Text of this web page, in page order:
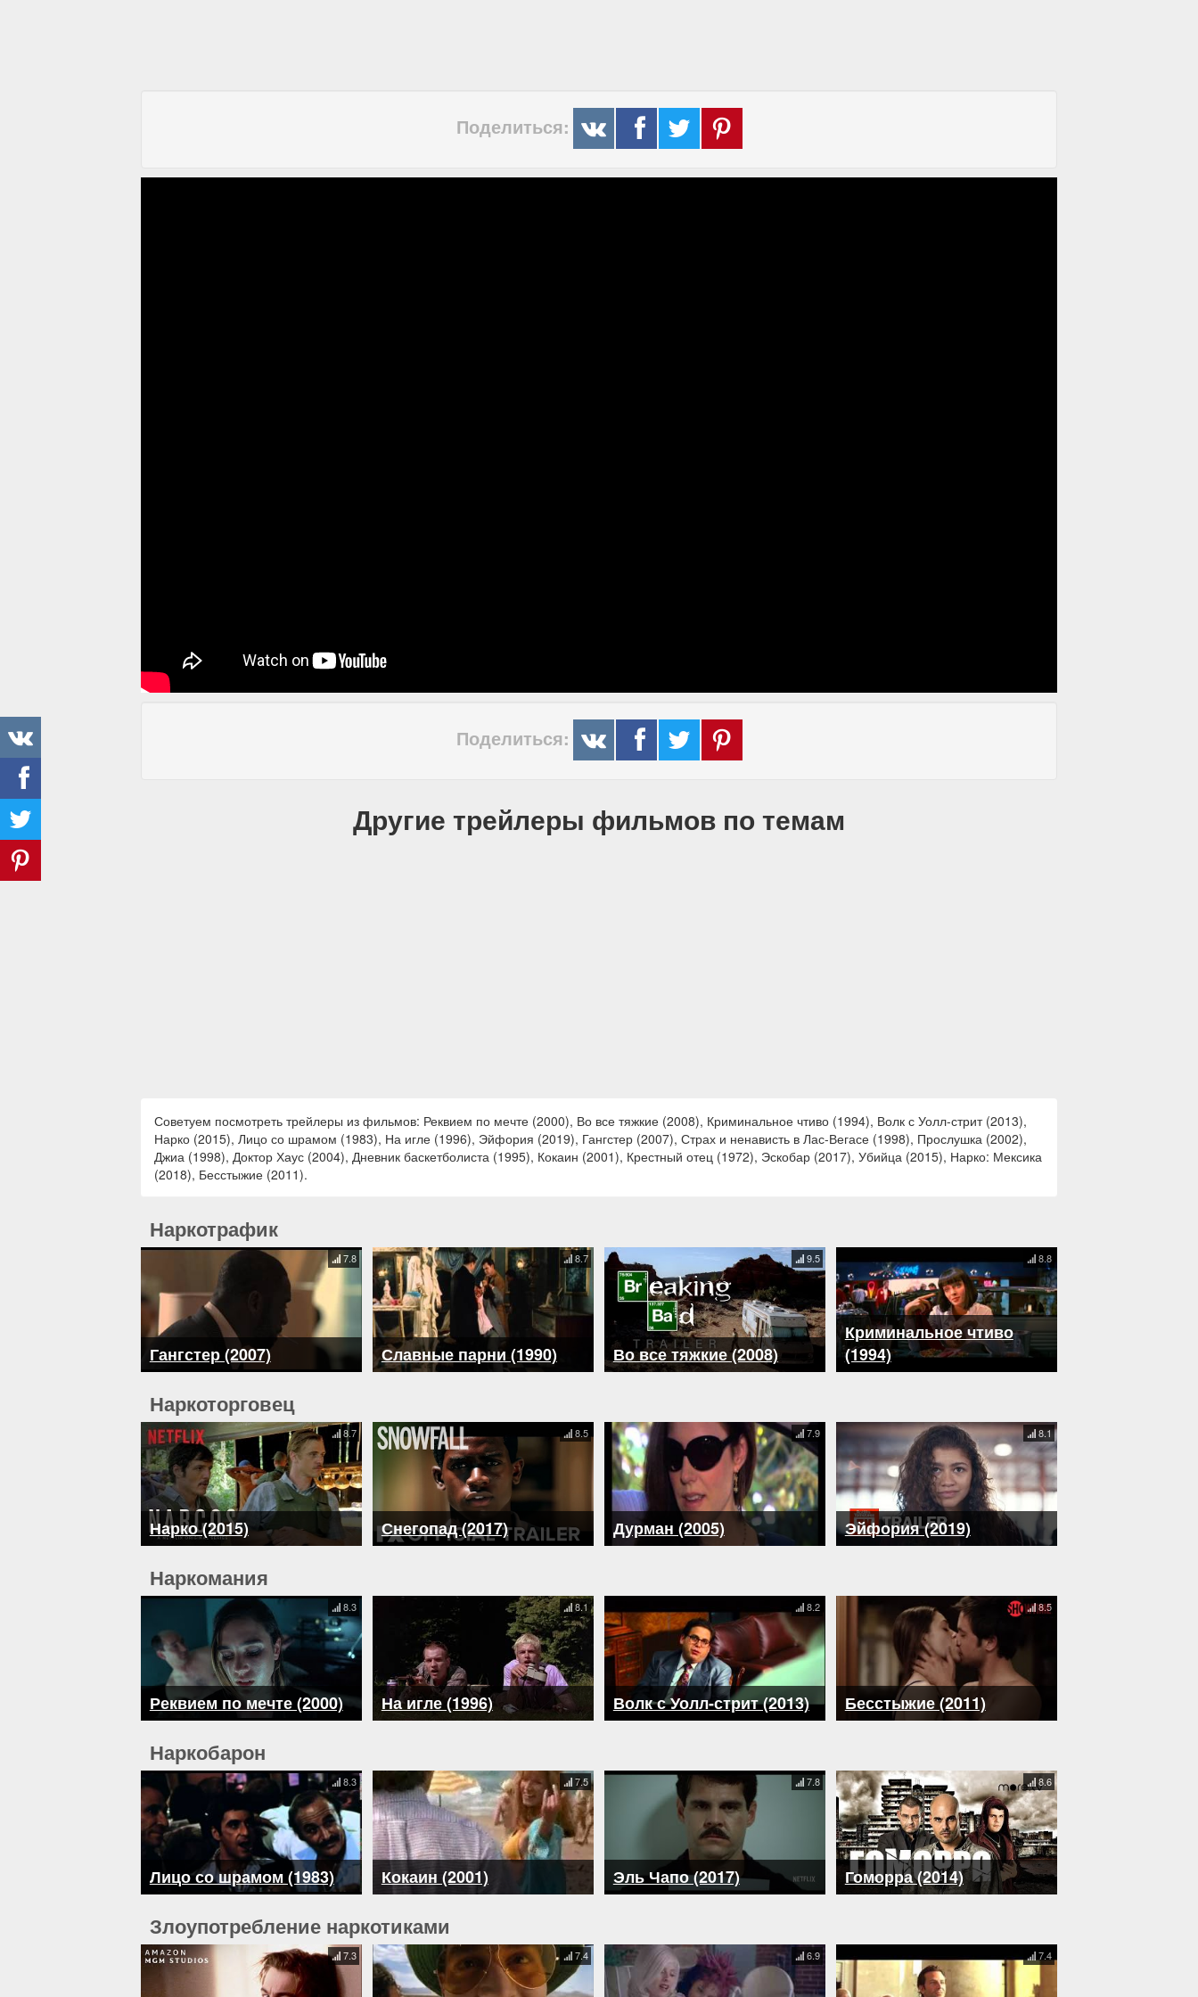
Поделиться:
Поделиться:
Другие трейлеры фильмов по темам
Советуем посмотреть трейлеры из фильмов: Реквием по мечте (2000), Во все тяжкие (2008), Криминальное чтиво (1994), Волк с Уолл-стрит (2013),
Нарко (2015), Лицо со шрамом (1983), На игле (1996), Эйфория (2019), Гангстер (2007), Страх и ненависть в Лас-Вегасе (1998), Прослушка (2002),
Джиа (1998), Доктор Хаус (2004), Дневник баскетболиста (1995), Кокаин (2001), Крестный отец (1972), Эскобар (2017), Убийца (2015), Нарко: Мексика
(2018), Бесстыжие (2011).
Наркотрафик
Гангстер (2007)
7.8
Славные парни (1990)
8.7
Во все тяжкие (2008)
9.5
Криминальное чтиво
(1994)
8.8
Наркоторговец
Нарко (2015)
8.7
Снегопад (2017)
8.5
Дурман (2005)
7.9
Эйфория (2019)
8.1
Наркомания
Реквием по мечте (2000)
8.3
На игле (1996)
8.1
Волк с Уолл-стрит (2013)
8.2
Бесстыжие (2011)
8.5
Наркобарон
Лицо со шрамом (1983)
8.3
Кокаин (2001)
7.5
Эль Чапо (2017)
7.8
Гоморра (2014)
8.6
Злоупотребление наркотиками
7.3 7.4 6.9 7.4